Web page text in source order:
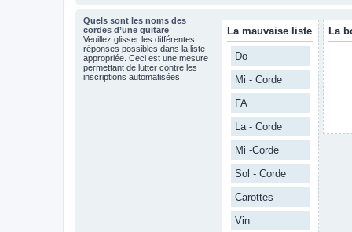
Quels sont les noms des
cordes d’une guitare
Veuillez glisser les différentes
réponses possibles dans la liste
appropriée. Ceci est une mesure
permettant de lutter contre les
inscriptions automatisées.
La mauvaise liste
Do
Mi - Corde
FA
La - Corde
Mi -Corde
Sol - Corde
Carottes
Vin
La